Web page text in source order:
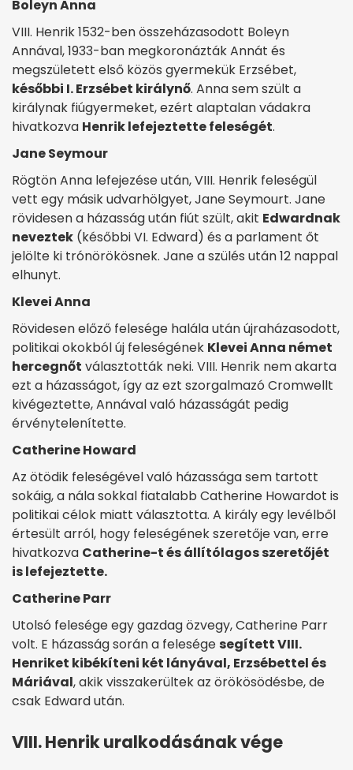
Boleyn Anna
VIII. Henrik 1532-ben összeházasodott Boleyn
Annával, 1933-ban megkoronázták Annát és
megszületett első közös gyermekük Erzsébet,
későbbi I. Erzsébet királynő. Anna sem szült a
királynak fiúgyermeket, ezért alaptalan vádakra
hivatkozva Henrik lefejeztette feleségét.
Jane Seymour
Rögtön Anna lefejezése után, VIII. Henrik feleségül
vett egy másik udvarhölgyet, Jane Seymourt. Jane
rövidesen a házasság után fiút szült, akit Edwardnak
neveztek (későbbi VI. Edward) és a parlament őt
jelölte ki trónörökösnek. Jane a szülés után 12 nappal
elhunyt.
Klevei Anna
Rövidesen előző felesége halála után újraházasodott,
politikai okokból új feleségének Klevei Anna német
hercegnőt választották neki. VIII. Henrik nem akarta
ezt a házasságot, így az ezt szorgalmazó Cromwellt
kivégeztette, Annával való házasságát pedig
érvénytelenítette.
Catherine Howard
Az ötödik feleségével való házassága sem tartott
sokáig, a nála sokkal fiatalabb Catherine Howardot is
politikai célok miatt választotta. A király egy levélből
értesült arról, hogy feleségének szeretője van, erre
hivatkozva Catherine-t és állítólagos szeretőjét
is lefejeztette.
Catherine Parr
Utolsó felesége egy gazdag özvegy, Catherine Parr
volt. E házasság során a felesége segített VIII.
Henriket kibékíteni két lányával, Erzsébettel és
Máriával, akik visszakerültek az örökösödésbe, de
csak Edward után.
VIII. Henrik uralkodásának vége